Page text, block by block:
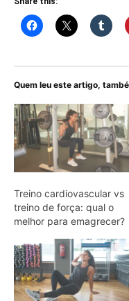
Quem leu este artigo,
Treino cardiovascular vs
treino de força: qual o
melhor para emagrecer?